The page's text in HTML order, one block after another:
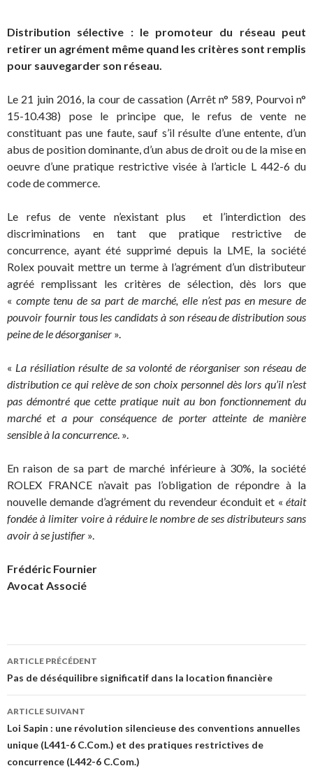
Distribution sélective : le promoteur du réseau peut
retirer un agrément même quand les critères sont remplis
pour sauvegarder son réseau.
Le 21 juin 2016, la cour de cassation (Arrêt n° 589, Pourvoi n°
15-10.438) pose le principe que, le refus de vente ne
constituant pas une faute, sauf s’il résulte d’une entente, d’un
abus de position dominante, d’un abus de droit ou de la mise en
oeuvre d’une pratique restrictive visée à l’article L 442-6 du
code de commerce.
Le refus de vente n’existant plus et l’interdiction des
discriminations en tant que pratique restrictive de
concurrence, ayant été supprimé depuis la LME, la société
Rolex pouvait mettre un terme à l’agrément d’un distributeur
agréé remplissant les critères de sélection, dès lors que
« compte tenu de sa part de marché, elle n’est pas en mesure de
pouvoir fournir tous les candidats à son réseau de distribution sous
peine de le désorganiser ».
« La résiliation résulte de sa volonté de réorganiser son réseau de
distribution ce qui relève de son choix personnel dès lors qu’il n’est
pas démontré que cette pratique nuit au bon fonctionnement du
marché et a pour conséquence de porter atteinte de manière
sensible à la concurrence. ».
En raison de sa part de marché inférieure à 30%, la société
ROLEX FRANCE n’avait pas l’obligation de répondre à la
nouvelle demande d’agrément du revendeur éconduit et « était
fondée à limiter voire à réduire le nombre de ses distributeurs sans
avoir à se justifier ».
Frédéric Fournier
Avocat Associé
Navigation
des
articles
ARTICLE PRÉCÉDENT
Pas de déséquilibre significatif dans la location financière
ARTICLE SUIVANT
Loi Sapin : une révolution silencieuse des conventions annuelles
unique (L441-6 C.Com.) et des pratiques restrictives de
concurrence (L442-6 C.Com.)